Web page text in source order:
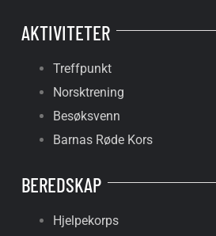
AKTIVITETER
Treffpunkt
Norsktrening
Besøksvenn
Barnas Røde Kors
BEREDSKAP
Hjelpekorps